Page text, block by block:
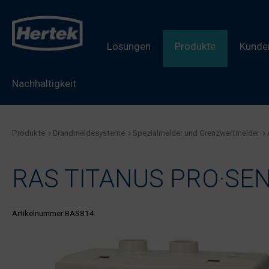
Lösungen Produkte
Nachhaltigkeit
Produkte Brandmeldesysteme Spezialmelder und Grenzwertmelder
RAS TITANUS
Artikelnummer BAS814